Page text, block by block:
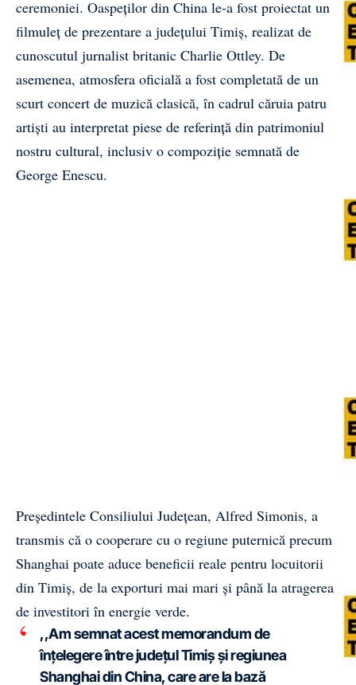
ceremoniei. Oaspeților din China le-a fost proiectat un
filmuleț de prezentare a județului Timiș, realizat de
cunoscutul jurnalist britanic Charlie Ottley. De
asemenea, atmosfera oficială a fost completată de un
scurt concert de muzică clasică, în cadrul căruia patru
artiști au interpretat piese de referință din patrimoniul
nostru cultural, inclusiv o compoziție semnată de
George Enescu.
Președintele Consiliului Județean, Alfred Simonis, a
transmis că o cooperare cu o regiune puternică precum
Shanghai poate aduce beneficii reale pentru locuitorii
din Timiș, de la exporturi mai mari și până la atragerea
de investitori în energie verde.
,,Am semnat acest memorandum de
înțelegere între județul Timiș și regiunea
Shanghai din China, care are la bază